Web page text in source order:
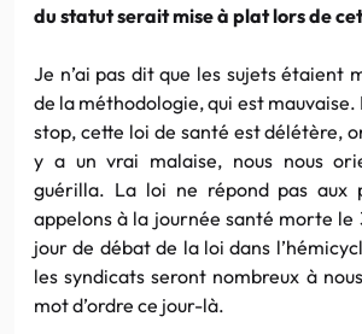
du statut serait mise à plat lors de
Je n’ai pas dit que les sujets étaient
de la méthodologie, qui est mauvaise.
stop, cette loi de santé est délétère,
y a un vrai malaise, nous nous
guérilla. La loi ne répond pas aux
appelons à la journée santé morte le
jour de débat de la loi dans
les syndicats seront nombreux à
mot d’ordre ce jour-là.